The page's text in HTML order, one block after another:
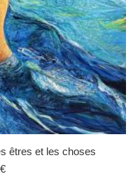
êtres et les choses
€